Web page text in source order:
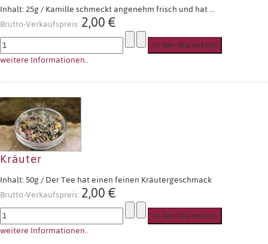
Inhalt: 25g / Kamille schmeckt angenehm frisch und hat ...
Brutto-Verkaufspreis:2,00 €
weitere Informationen..
Kräuter
Inhalt: 50g / Der Tee hat einen feinen Kräutergeschmack
Brutto-Verkaufspreis:2,00 €
weitere Informationen..